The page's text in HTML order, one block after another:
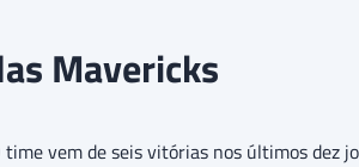
Mavericks
vem de seis vitórias nos últimos dez